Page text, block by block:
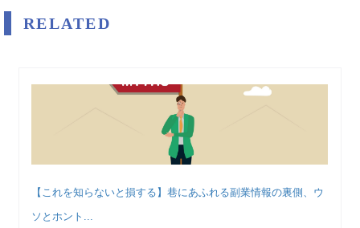
RELATED
【これを知らないと損する】巷にあふれる副業情報の裏側、ウ
ソとホント...